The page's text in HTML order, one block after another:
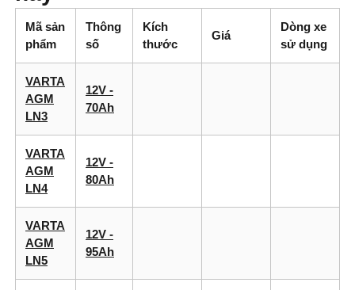
Kiểu cọc:
chuẩn
Nước sản xuất:Hàn
Mã sản
phẩm
Thông
số
Kích
thước
Giá
Dòng xe
sử dụng
VARTA
AGM
LN3
12V -
70Ah
VARTA
AGM
LN4
12V -
80Ah
VARTA
AGM
LN5
12V -
95Ah